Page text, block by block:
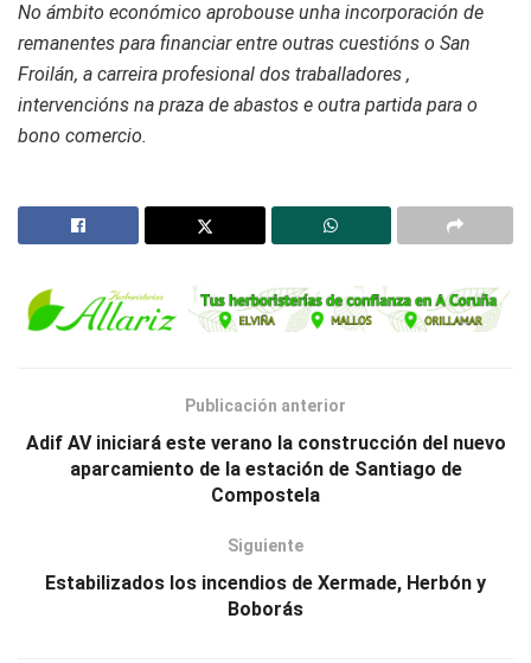
No ámbito económico aprobouse unha incorporación de
remanentes para financiar entre outras cuestións o San
Froilán, a carreira profesional dos traballadores ,
intervencións na praza de abastos e outra partida para o
bono comercio.
Publicación anterior
Adif AV iniciará este verano la construcción del nuevo
aparcamiento de la estación de Santiago de
Compostela
Siguiente
Estabilizados los incendios de Xermade, Herbón y
Boborás